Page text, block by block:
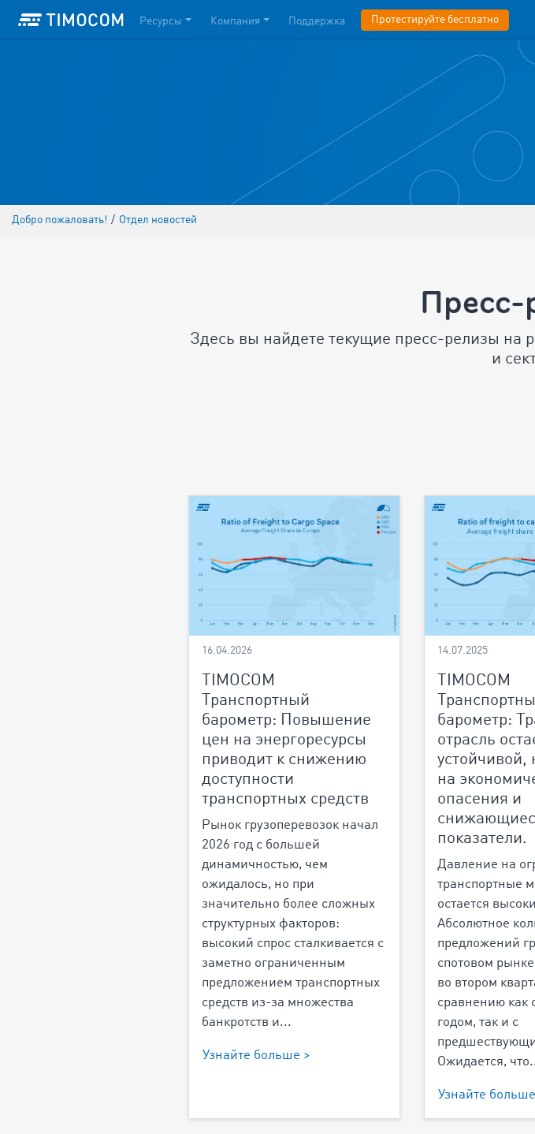
Ресурсы Компания Поддержка Протестируйте бесплатно
Добро пожаловать! / Отдел новостей
Здесь вы найдете текущие пресс-релизы на
и
16.04.2026
TIMOCOM
Транспортный
барометр: Повышение
цен на энергоресурсы
приводит к снижению
доступности
транспортных средств
Рынок грузоперевозок начал
2026 год с большей
динамичностью, чем
ожидалось, но при
значительно более сложных
структурных факторов:
высокий спрос сталкивается с
заметно ограниченным
предложением транспортных
средств из-за множества
банкротств и...
Узнайте больше >
14.07.2025
TIMOCOM
барометр:
отрасль
устойчивой,
на
опасения и
показатели.
Давление на
транспортные
остается
Абсолютное
предложений
спотовом
во втором
сравнению как
годом, так и с
Ожидается,
Узнайте